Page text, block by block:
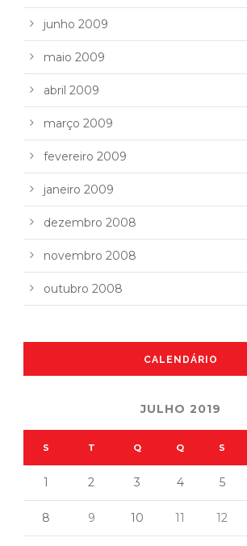
junho 2009
maio 2009
abril 2009
março 2009
fevereiro 2009
janeiro 2009
dezembro 2008
novembro 2008
outubro 2008
CALENDÁRIO
JULHO 2019
S T Q Q S
1 2 3 4 5
8 9 10 11 12